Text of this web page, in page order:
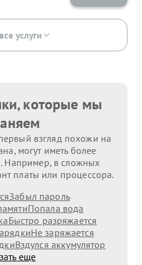
услуги
которые мы
взгляд похожи на
могут иметь более
Например, в сложных
платы или процессора.
Забыл пароль
Попала вода
Быстро разряжается
Не заряжается
Вздулся аккумулятор
еще